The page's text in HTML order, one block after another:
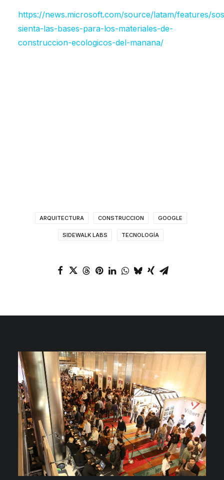
https://news.microsoft.com/source/latam/features/
sienta-las-bases-para-los-materiales-de-
construccion-ecologicos-del-manana/
ARQUITECTURA CONSTRUCCION GOOGLE
SIDEWALK LABS TECNOLOGÍA